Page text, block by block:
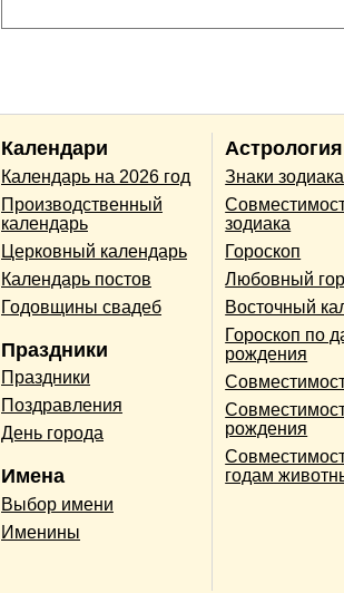
Календари
Календарь на 2026 год
Производственный
календарь
Церковный календарь
Календарь постов
Годовщины свадеб
Праздники
Праздники
Поздравления
День города
Имена
Выбор имени
Именины
Астрология
Знаки зодиака
зодиака
Гороскоп
Любовный
Восточный
Гороскоп по
рождения
рождения
годам